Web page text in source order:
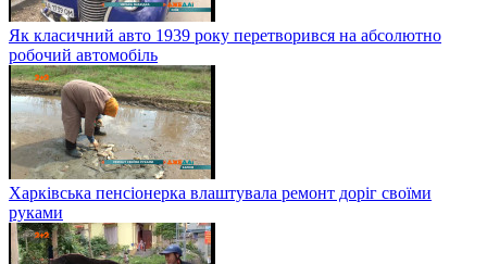
Як класичний авто 1939 року перетворився на абсолютно
робочий автомобіль
Харківська пенсіонерка влаштувала ремонт доріг своїми
руками